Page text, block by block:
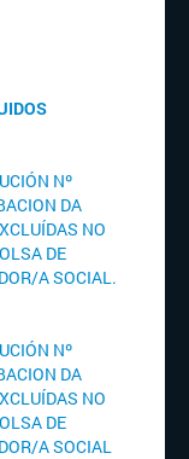
Nº
DA
NO
DE
A SOCIAL.
Nº
DA
NO
DE
A SOCIAL